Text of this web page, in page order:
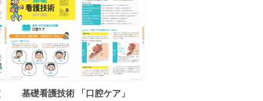
基礎看護技術 「口腔ケア」